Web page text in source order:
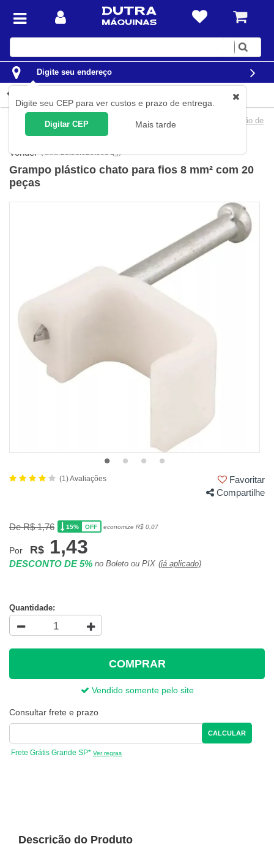
Digite
Digite seu endereço
Digite seu CEP para ver custos e prazo de entrega.
Digitar CEP Mais tarde
Materiais Elétricos Acessórios
Grampos para fixação de
Vonder (Cód.28.98.020.008 )
Grampo plástico chato para fios 8 mm² com 20
peças
(1) Avaliações
Favoritar
Compartilhe
De R$ 1,76 15% OFF economize R$ 0,07
Por R$ 1,43
DESCONTO DE 5% no Boleto ou PIX (já aplicado)
Quantidade:
COMPRAR
Vendido somente pelo site
Consultar frete e prazo
CALCULAR
Frete Grátis Grande SP* Ver regras
Descrição do Produto